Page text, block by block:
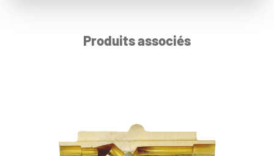
Produits associés